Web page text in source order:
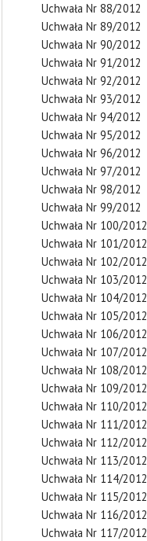
Uchwała Nr 88/2012
Uchwała Nr 89/2012
Uchwała Nr 90/2012
Uchwała Nr 91/2012
Uchwała Nr 92/2012
Uchwała Nr 93/2012
Uchwała Nr 94/2012
Uchwała Nr 95/2012
Uchwała Nr 96/2012
Uchwała Nr 97/2012
Uchwała Nr 98/2012
Uchwała Nr 99/2012
Uchwała Nr 100/2012
Uchwała Nr 101/2012
Uchwała Nr 102/2012
Uchwała Nr 103/2012
Uchwała Nr 104/2012
Uchwała Nr 105/2012
Uchwała Nr 106/2012
Uchwała Nr 107/2012
Uchwała Nr 108/2012
Uchwała Nr 109/2012
Uchwała Nr 110/2012
Uchwała Nr 111/2012
Uchwała Nr 112/2012
Uchwała Nr 113/2012
Uchwała Nr 114/2012
Uchwała Nr 115/2012
Uchwała Nr 116/2012
Uchwała Nr 117/2012